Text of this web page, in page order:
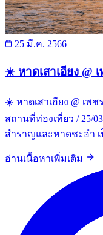
25 มี.ค. 2566
☀️ หาดเสาเอียง @
☀️ หาดเสาเอียง @ เพ
สถานที่ท่องเที่ยว / 25/
สำราญและหาดชะอำ
อ่านเนื้อหาเพิ่มเติม